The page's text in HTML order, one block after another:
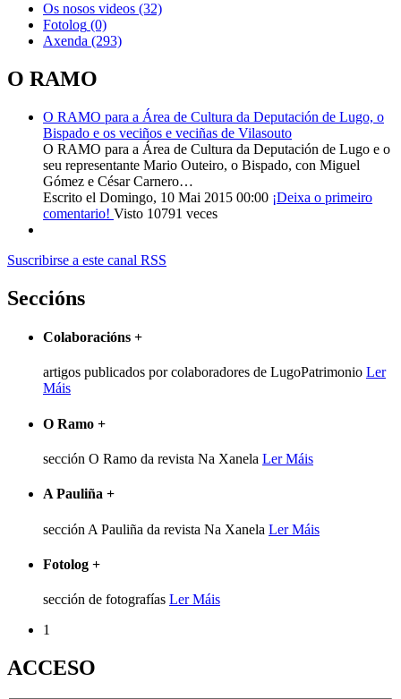
Os nosos videos (32)
Fotolog (0)
Axenda (293)
O RAMO
O RAMO para a Área de Cultura da Deputación de Lugo, o
Bispado e os veciños e veciñas de Vilasouto
O RAMO para a Área de Cultura da Deputación de Lugo e o
seu representante Mario Outeiro, o Bispado, con Miguel
Gómez e César Carnero…
Escrito el Domingo, 10 Mai 2015 00:00 ¡Deixa o primeiro
comentario! Visto 10791 veces
Suscribirse a este canal RSS
Seccións
Colaboracións +
artigos publicados por colaboradores de LugoPatrimonio Ler
Máis
O Ramo +
sección O Ramo da revista Na Xanela Ler Máis
A Pauliña +
sección A Pauliña da revista Na Xanela Ler Máis
Fotolog +
sección de fotografías Ler Máis
1
ACCESO